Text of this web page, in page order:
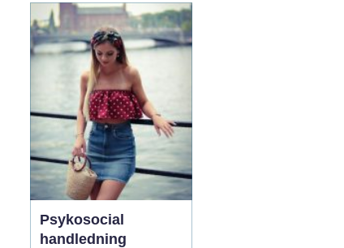
känner sig förvirrade,
skamsna eller svaga när
kropp och psyke
reagerar starkare än vad
situationen verkar
motivera. ...
Psykosocial
handledning